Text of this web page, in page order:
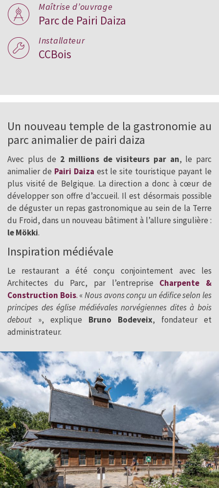
Maîtrise d’ouvrage
Parc de Pairi Daiza
Installateur
CCBois
Un nouveau temple de la gastronomie au
parc animalier de pairi daiza
Avec plus de 2 millions de visiteurs par an, le parc
animalier de Pairi Daiza est le site touristique payant le
plus visité de Belgique. La direction a donc à cœur de
développer son offre d’accueil. Il est désormais possible
de déguster un repas gastronomique au sein de la Terre
du Froid, dans un nouveau bâtiment à l’allure singulière :
le Mökki.
Inspiration médiévale
Le restaurant a été conçu conjointement avec les
Architectes du Parc, par l’entreprise Charpente &
Construction Bois. «Nous avons conçu un édifice selon les
principes des église médiévales norvégiennes dites à bois
debout », explique Bruno Bodeveix, fondateur et
administrateur.